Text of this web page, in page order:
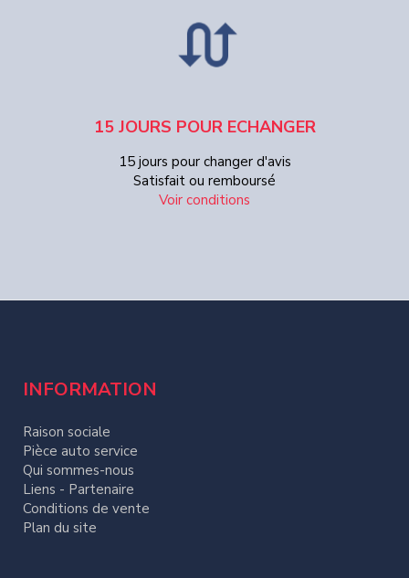
15 JOURS POUR ECHANGER
15 jours pour changer d'avis
Satisfait ou remboursé
Voir conditions
INFORMATION
Raison sociale
Pièce auto service
Qui sommes-nous
Liens - Partenaire
Conditions de vente
Plan du site